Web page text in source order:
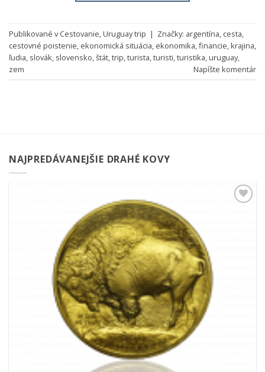
Publikované vCestovanie,Uruguay trip | Značky: argentína, cesta,
cestovné poistenie, ekonomická situácia, ekonomika,financie,krajina,
ľudia, slovák, slovensko,štát,trip,turista,turisti,turistika,uruguay,
zem
Napíšte komentár
NAJPREDÁVANEJŠIE DRAHÉ KOVY